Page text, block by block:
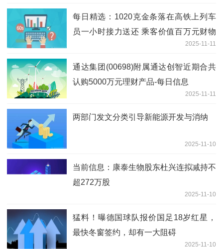
每日精选：1020克金条落在高铁上列车
员一小时接力送还 乘客价值百万元财物
2025-11-11
通达集团(00698)附属通达创智近期合共
认购5000万元理财产品-每日信息
2025-11-11
两部门发文分类引导新能源开发与消纳
2025-11-10
当前信息：康泰生物股东杜兴连拟减持不
超272万股
2025-11-10
猛料！曝德国球队报价国足18岁红星，
最快冬窗签约，却有一大阻碍
2025-11-10